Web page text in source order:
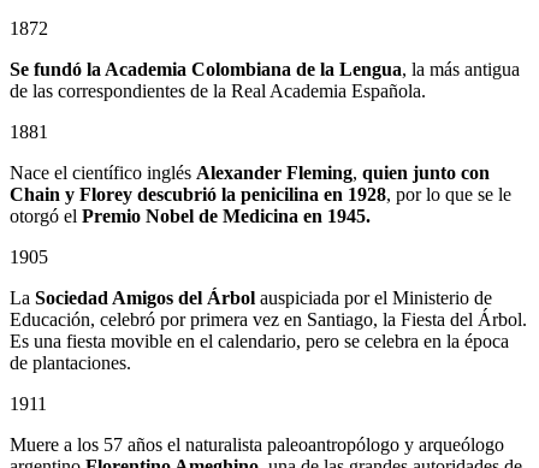
1872
Se fundó la Academia Colombiana de la Lengua, la más antigua
de las correspondientes de la Real Academia Española.
1881
Nace el científico inglés Alexander Fleming, quien junto con
Chain y Florey descubrió la penicilina en 1928, por lo que se le
otorgó el Premio Nobel de Medicina en 1945.
1905
La Sociedad Amigos del Árbol auspiciada por el Ministerio de
Educación, celebró por primera vez en Santiago, la Fiesta del Árbol.
Es una fiesta movible en el calendario, pero se celebra en la época
de plantaciones.
1911
Muere a los 57 años el naturalista paleoantropólogo y arqueólogo